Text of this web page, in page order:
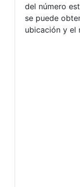
del número
se puede
ubicación y el